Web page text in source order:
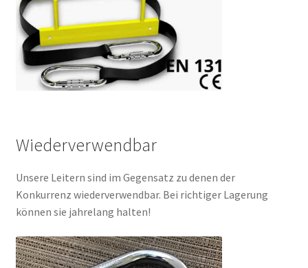
Wiederverwendbar
Unsere Leitern sind im Gegensatz zu denen der
Konkurrenz wiederverwendbar. Bei richtiger Lagerung
können sie jahrelang halten!